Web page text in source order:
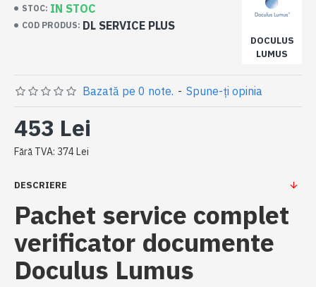
STOC: IN STOC
COD PRODUS: DL SERVICE PLUS
DOCULUS
LUMUS
Bazată pe 0 note. - Spune-ţi opinia
453 Lei
Fără TVA: 374 Lei
DESCRIERE
Pachet service complet
verificator documente
Doculus Lumus